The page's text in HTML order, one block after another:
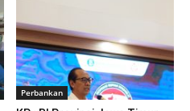
Perbankan